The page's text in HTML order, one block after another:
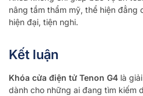
nâng tầm thẩm mỹ, thể hiện đẳng
hiện đại, tiện nghi.
Kết luận
Khóa cửa điện tử Tenon G4 là
dành cho những ai đang tìm kiếm